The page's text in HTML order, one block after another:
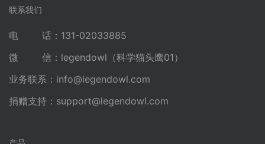
联系我们
电 话：131-02033885
微 信：legendowl（科学猫头鹰01）
业务联系： info@legendowl.com
捐赠支持： support@legendowl.com